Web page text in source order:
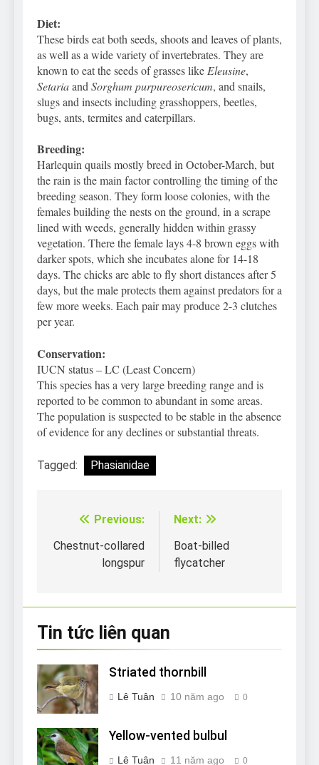
Diet:
These birds eat both seeds, shoots and leaves of plants,
as well as a wide variety of invertebrates. They are
known to eat the seeds of grasses likeEleusine,
SetariaandSorghum purpureosericum, and snails,
slugs and insects including grasshoppers, beetles,
bugs, ants, termites and caterpillars.
Breeding:
Harlequin quails mostly breed in October-March, but
the rain is the main factor controlling the timing of the
breeding season. They form loose colonies, with the
females building the nests on the ground, in a scrape
lined with weeds, generally hidden within grassy
vegetation. There the female lays 4-8 brown eggs with
darker spots, which she incubates alone for 14-18
days. The chicks are able to fly short distances after 5
days, but the male protects them against predators for a
few more weeks. Each pair may produce 2-3 clutches
per year.
Conservation:
IUCN status – LC (Least Concern)
This species has a very large breeding range and is
reported to be common to abundant in some areas.
The population is suspected to be stable in the absence
of evidence for any declines or substantial threats.
Tagged: Phasianidae
Điều
hướng
Previous:
Chestnut-collared
longspur
Next:
Boat-billed
flycatcher
Tin tức liên quan
Striated thornbill
Lê Tuân 10 năm ago 0
Yellow-vented bulbul
Lê Tuân 11 năm ago 0